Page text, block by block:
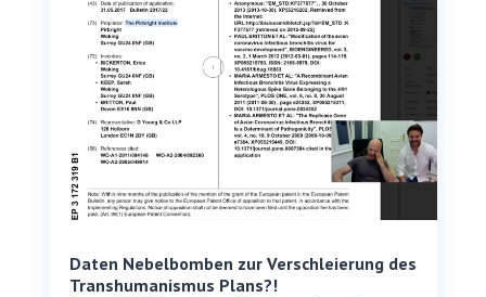
Daten Nebelbomben zur Verschleierung des
Transhumanismus Plans?!